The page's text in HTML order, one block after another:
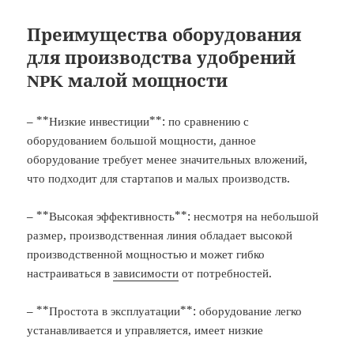
Преимущества оборудования
для производства удобрений
NPK малой мощности
– **Низкие инвестиции**: по сравнению с
оборудованием большой мощности, данное
оборудование требует менее значительных вложений,
что подходит для стартапов и малых производств.
– **Высокая эффективность**: несмотря на небольшой
размер, производственная линия обладает высокой
производственной мощностью и может гибко
настраиваться взависимости от потребностей.
– **Простота в эксплуатации**: оборудование легко
устанавливается и управляется, имеет низкие